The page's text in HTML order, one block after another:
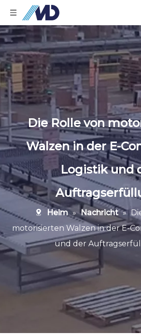
Die Rolle von
Walzen in der E-
Logistik und
Heim » Nachricht »
motorisierten Walzen in der E-
und der